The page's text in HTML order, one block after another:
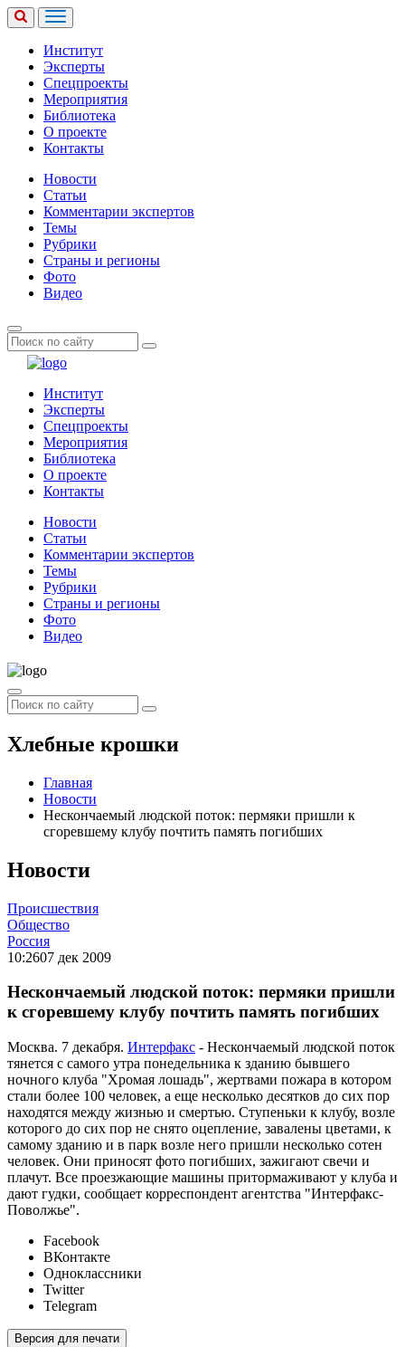
Институт
Эксперты
Спецпроекты
Мероприятия
Библиотека
О проекте
Контакты
Новости
Статьи
Комментарии экспертов
Темы
Рубрики
Страны и регионы
Фото
Видео
Институт
Эксперты
Спецпроекты
Мероприятия
Библиотека
О проекте
Контакты
Новости
Статьи
Комментарии экспертов
Темы
Рубрики
Страны и регионы
Фото
Видео
Хлебные крошки
Главная
Новости
Нескончаемый людской поток: пермяки пришли к
сгоревшему клубу почтить память погибших
Новости
Происшествия
Общество
Россия
10:2607 дек 2009
Нескончаемый людской поток: пермяки пришли
к сгоревшему клубу почтить память погибших
Москва. 7 декабря. Интерфакс - Нескончаемый людской поток
тянется с самого утра понедельника к зданию бывшего
ночного клуба "Хромая лошадь", жертвами пожара в котором
стали более 100 человек, а еще несколько десятков до сих пор
находятся между жизнью и смертью. Ступеньки к клубу, возле
которого до сих пор не снято оцепление, завалены цветами, к
самому зданию и в парк возле него пришли несколько сотен
человек. Они приносят фото погибших, зажигают свечи и
плачут. Все проезжающие машины притормаживают у клуба и
дают гудки, сообщает корреспондент агентства "Интерфакс-
Поволжье".
Facebook
ВКонтакте
Одноклассники
Twitter
Telegram
Версия для печати